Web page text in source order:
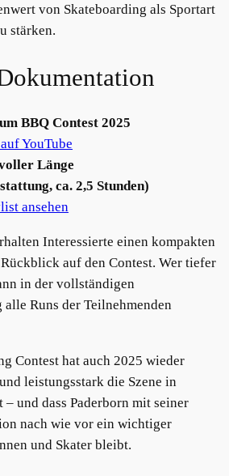
von Skateboarding als Sportart
stärken.
BBQ Contest 2025
YouTube
Länge
ca. 2,5 Stunden)
ansehen
Interessierte einen kompakten
auf den Contest. Wer tiefer
in der vollständigen
Runs der Teilnehmenden
Contest hat auch 2025 wieder
leistungsstark die Szene in
und dass Paderborn mit seiner
nach wie vor ein wichtiger
und Skater bleibt.